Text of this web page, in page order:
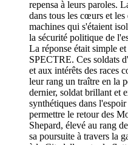
repensa à leurs paroles.
dans tous les cœurs et
machines qui s'étaient
la sécurité politique de
La réponse était simple
SPECTRE. Ces soldats
et aux intérêts des races
leur rang un traître en la
dernier, soldat brillant et
synthétiques dans
permettre le retour des
Shepard, élevé au rang
sa poursuite à travers la